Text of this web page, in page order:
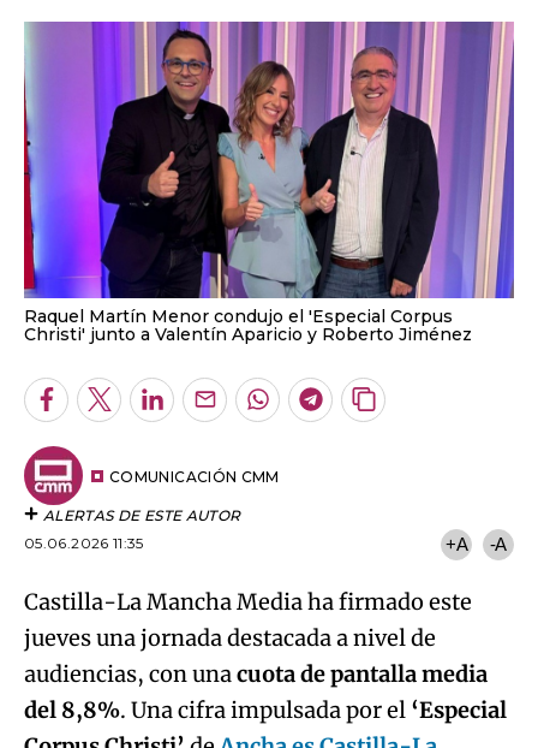
Raquel Martín Menor condujo el 'Especial Corpus
Christi' junto a Valentín Aparicio y Roberto Jiménez
Facebook
TwitterLinkedInEnviarWhatsapp
Telegram
Copiar
COMUNICACIÓN CMM
ALERTAS DE ESTE AUTOR
05.06.2026 11:35
+A -A
Castilla-La Mancha Media ha firmado este
jueves una jornada destacada a nivel de
audiencias, con unacuota de pantalla media
del 8,8%. Una cifra impulsada por el ‘Especial